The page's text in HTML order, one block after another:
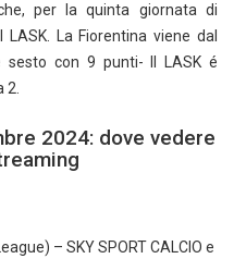
per la quinta giornata di
La Fiorentina viene dal
sesto con 9 punti- Il LASK é
2.
2024: dove vedere
– SKY SPORT CALCIO e